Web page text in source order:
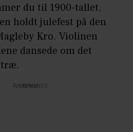
du til 1900-tallet,
holdt julefest på den
Kro. Violinen
dansede om det
træ.
Annonce